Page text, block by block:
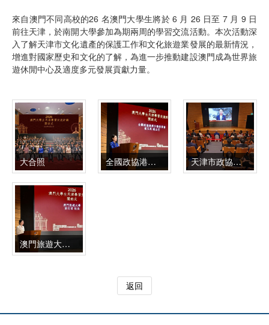
來自澳門不同高校的26 名澳門大學生將於 6 月 26 日至 7 月 9 日
前往天津，於南開大學參加為期兩周的學習交流活動。本次活動深
入了解天津市文化遺產的保護工作和文化旅遊業發展的最新情況，
增進對國家歷史和文化的了解，為進一步推動建設澳門成為世界旅
遊休閒中心及適度多元發展貢獻力量。
大合照 全國政協港澳台僑委員會崔玉英副主任致辭 天津市政協張金英副主席視頻致辭
澳門旅遊大學黃竹君校長致辭
返回